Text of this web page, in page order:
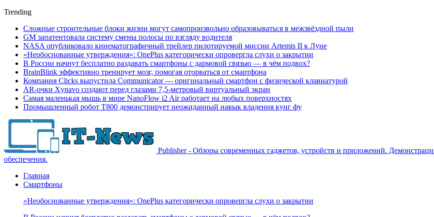
Trending
Сложные строительные блоки жизни могут самопроизвольно образовываться в межзвёздной пыли
GM запатентовала систему смены полосы по взгляду водителя
NASA опубликовало кинематографичный трейлер пилотируемой миссии Artemis II к Луне
«Необоснованные утверждения»: OnePlus категорически опровергла слухи о закрытии
В России начнут бесплатно раздавать смартфоны с дармовой связью — в чём подвох?
BrainBlink эффективно тренирует мозг, помогая оторваться от смартфона
Компания Clicks выпустила Communicator — оригинальный смартфон с физической клавиатурой
AR-очки Xynavo создают перед глазами 7,5-метровый виртуальный экран
Самая маленькая мышь в мире NanoFlow i2 Air работает на любых поверхностях
Промышленный робот Т800 демонстрирует неожиданный навык владения кунг фу
Publisher - Обзоры современных гаджетов, устройств и приложений.
обеспечения.
Главная
Смартфоны
«Необоснованные утверждения»: OnePlus категорически опровергла слухи о закрытии